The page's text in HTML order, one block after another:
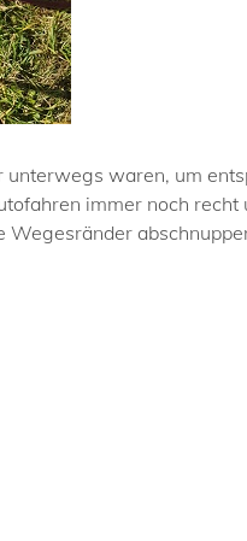
waren, um
immer noch recht